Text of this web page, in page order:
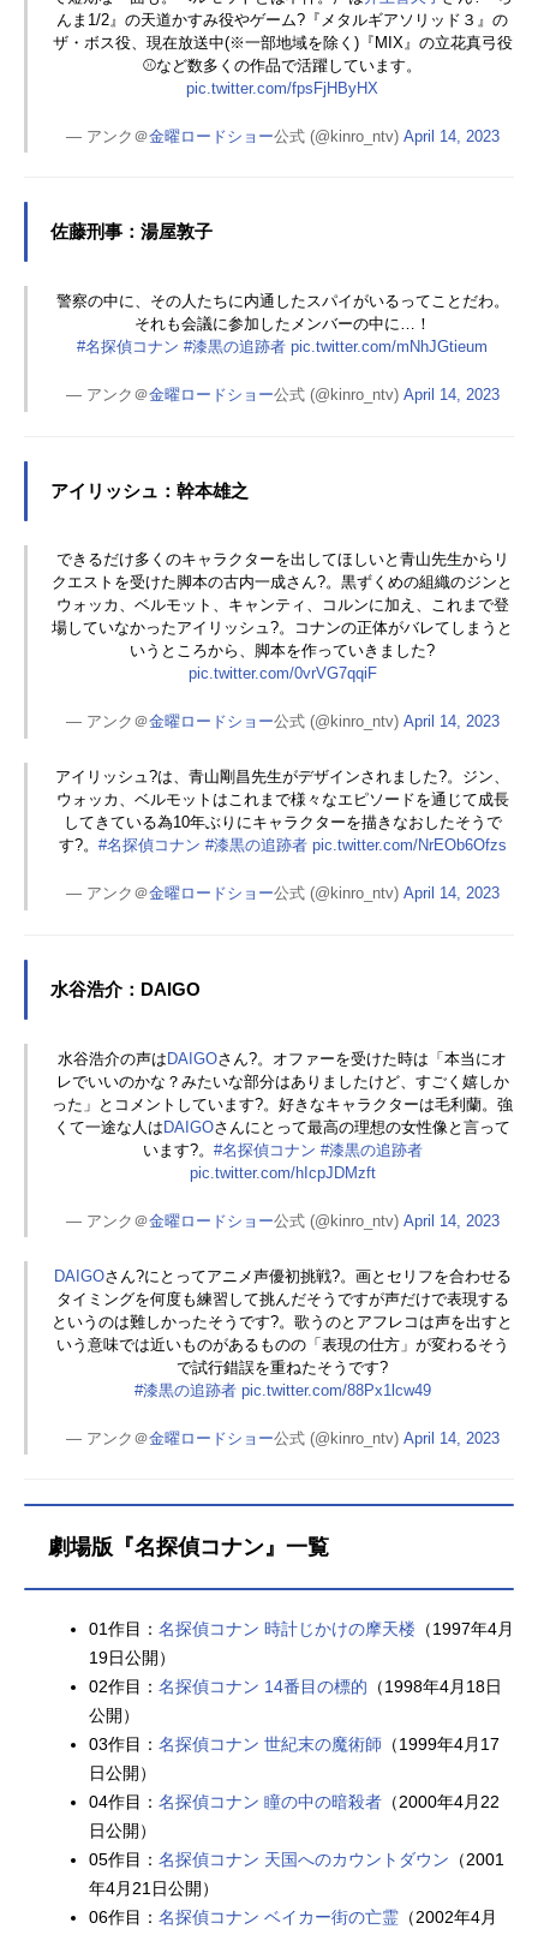
んま1/2』の天道かすみ役やゲーム?『メタルギアソリッド３』の
ザ・ボス役、現在放送中(※一部地域を除く)『MIX』の立花真弓役
⚾️など数多くの作品で活躍しています。
pic.twitter.com/fpsFjHByHX
— アンク＠金曜ロードショー公式 (@kinro_ntv) April 14, 2023
佐藤刑事：湯屋敦子
警察の中に、その人たちに内通したスパイがいるってことだわ。
それも会議に参加したメンバーの中に…！
#名探偵コナン #漆黒の追跡者 pic.twitter.com/mNhJGtieum
— アンク＠金曜ロードショー公式 (@kinro_ntv) April 14, 2023
アイリッシュ：幹本雄之
できるだけ多くのキャラクターを出してほしいと青山先生からリ
クエストを受けた脚本の古内一成さん?。黒ずくめの組織のジンと
ウォッカ、ベルモット、キャンティ、コルンに加え、これまで登
場していなかったアイリッシュ?。コナンの正体がバレてしまうと
いうところから、脚本を作っていきました?
pic.twitter.com/0vrVG7qqiF
— アンク＠金曜ロードショー公式 (@kinro_ntv) April 14, 2023
アイリッシュ?は、青山剛昌先生がデザインされました?。ジン、
ウォッカ、ベルモットはこれまで様々なエピソードを通じて成長
してきている為10年ぶりにキャラクターを描きなおしたそうで
す?。 #名探偵コナン #漆黒の追跡者 pic.twitter.com/NrEOb6Ofzs
— アンク＠金曜ロードショー公式 (@kinro_ntv) April 14, 2023
水谷浩介：DAIGO
水谷浩介の声はDAIGOさん?。オファーを受けた時は「本当にオ
レでいいのかな？みたいな部分はありましたけど、すごく嬉しか
った」とコメントしています?。好きなキャラクターは毛利蘭。強
くて一途な人はDAIGOさんにとって最高の理想の女性像と言って
います?。 #名探偵コナン #漆黒の追跡者
pic.twitter.com/hIcpJDMzft
— アンク＠金曜ロードショー公式 (@kinro_ntv) April 14, 2023
DAIGOさん?にとってアニメ声優初挑戦?。画とセリフを合わせる
タイミングを何度も練習して挑んだそうですが声だけで表現する
というのは難しかったそうです?。歌うのとアフレコは声を出すと
いう意味では近いものがあるものの「表現の仕方」が変わるそう
で試行錯誤を重ねたそうです?
#漆黒の追跡者 pic.twitter.com/88Px1lcw49
— アンク＠金曜ロードショー公式 (@kinro_ntv) April 14, 2023
劇場版『名探偵コナン』一覧
01作目： 名探偵コナン 時計じかけの摩天楼 （1997年4月
19日公開）
02作目： 名探偵コナン 14番目の標的 （1998年4月18日
公開）
03作目： 名探偵コナン 世紀末の魔術師 （1999年4月17
日公開）
04作目： 名探偵コナン 瞳の中の暗殺者 （2000年4月22
日公開）
05作目： 名探偵コナン 天国へのカウントダウン （2001
年4月21日公開）
06作目： 名探偵コナン ベイカー街の亡霊 （2002年4月